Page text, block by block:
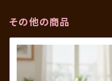
その他の商品